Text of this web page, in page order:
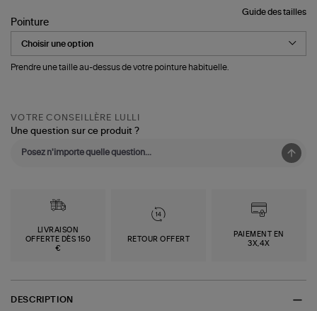
Guide des tailles
Pointure
Prendre une taille au-dessus de votre pointure habituelle.
VOTRE CONSEILLÈRE LULLI
Une question sur ce produit ?
LIVRAISON
OFFERTE DÈS 150
€
RETOUR OFFERT
PAIEMENT EN
3X,4X
DESCRIPTION